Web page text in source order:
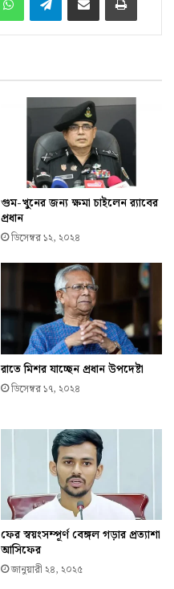
গুম-খুনের জন্য ক্ষমা চাইলেন র‍্যাবের
প্রধান
ডিসেম্বর ১২, ২০২৪
রাতে মিশর যাচ্ছেন প্রধান উপদেষ্টা
ডিসেম্বর ১৭, ২০২৪
ফের স্বয়ংসম্পূর্ণ বেঙ্গল গড়ার প্রত্যাশা
আসিফের
জানুয়ারী ২৪, ২০২৫